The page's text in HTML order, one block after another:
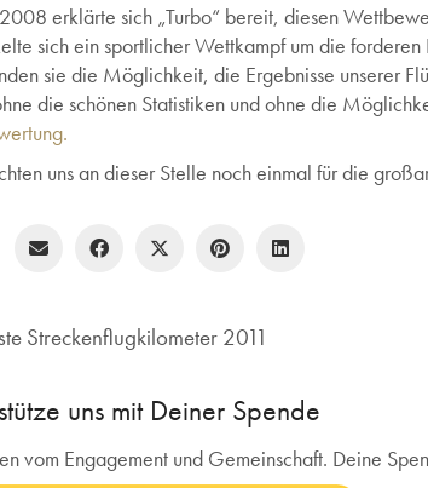
erklärte sich „Turbo“ bereit, diesen
sich ein sportlicher Wettkampf um die
sie die Möglichkeit, die Ergebnisse unserer
die schönen Statistiken und ohne die
uns an dieser Stelle noch einmal für die
Streckenflugkilometer 2011
uns mit Deiner Spende
vom Engagement und Gemeinschaft. Deine